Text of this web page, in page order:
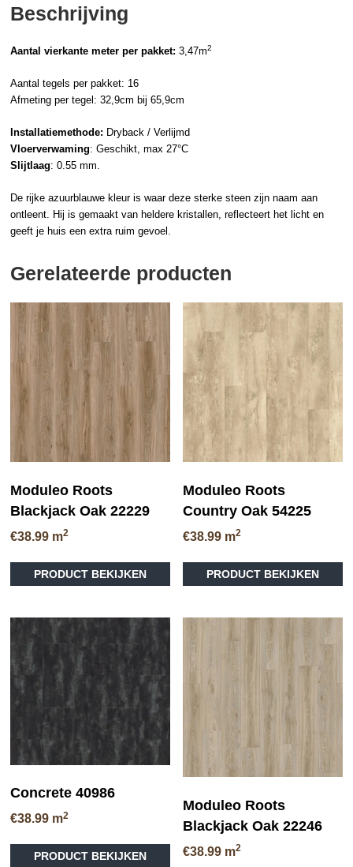
Beschrijving
Aantal vierkante meter per pakket: 3,47m2
Aantal tegels per pakket: 16
Afmeting per tegel: 32,9cm bij 65,9cm
Installatiemethode: Dryback / Verlijmd
Vloerverwaming: Geschikt, max 27°C
Slijtlaag: 0.55 mm.
De rijke azuurblauwe kleur is waar deze sterke steen zijn naam aan
ontleent. Hij is gemaakt van heldere kristallen, reflecteert het licht en
geeft je huis een extra ruim gevoel.
Gerelateerde producten
Moduleo Roots
Blackjack Oak 22229
€38.99 m2
PRODUCT BEKIJKEN
variaties.
worden
op
productpagina
Moduleo Roots
Country Oak 54225
€38.99 m2
PRODUCT BEKIJKEN
Concrete 40986
€38.99 m2
PRODUCT BEKIJKEN
product
Moduleo Roots
Blackjack Oak 22246
€38.99 m2